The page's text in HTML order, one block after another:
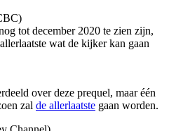
tot december 2020 te zien zijn,
wat de kijker kan gaan
over deze prequel, maar één
zal de allerlaatste gaan worden.